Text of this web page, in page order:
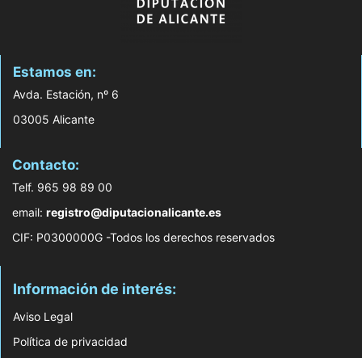
Estamos en:
Avda. Estación, nº 6
03005 Alicante
Contacto:
Telf. 965 98 89 00
email: registro@diputacionalicante.es
CIF: P0300000G -Todos los derechos reservados
Información de interés:
Aviso Legal
Política de privacidad